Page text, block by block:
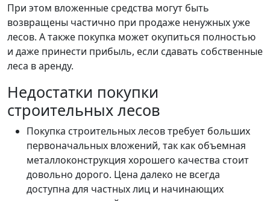
При этом вложенные средства могут быть
возвращены частично при продаже ненужных уже
лесов. А также покупка может окупиться полностью
и даже принести прибыль, если сдавать собственные
леса в аренду.
Недостатки покупки
строительных лесов
Покупка строительных лесов требует больших
первоначальных вложений, так как объемная
металлоконструкция хорошего качества стоит
довольно дорого. Цена далеко не всегда
доступна для частных лиц и начинающих